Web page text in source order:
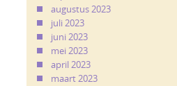
augustus 2023
juli 2023
juni 2023
mei 2023
april 2023
maart 2023